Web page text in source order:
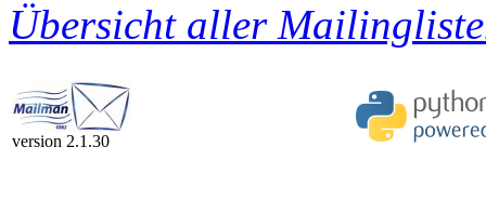
Übersicht aller
version 2.1.30